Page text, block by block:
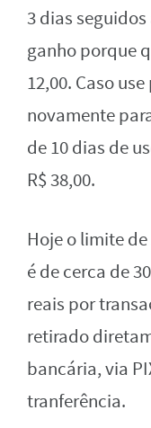
3 dias
ganho porque
12,00. Caso
novamente
de 10 dias de
R$ 38,00.
Hoje o limite
é de cerca de
reais por
retirado
bancária, via
tranferência.